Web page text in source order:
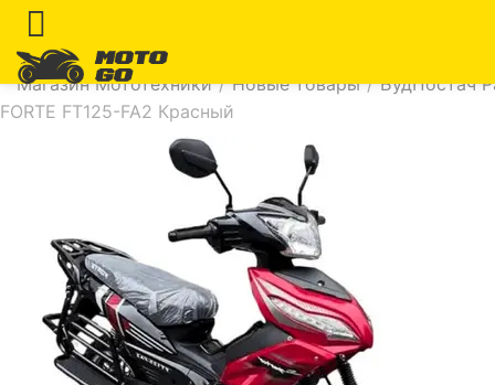
Магазин Мототехники / Новые товары / БудПостач
FORTE FT125-FA2 Красный